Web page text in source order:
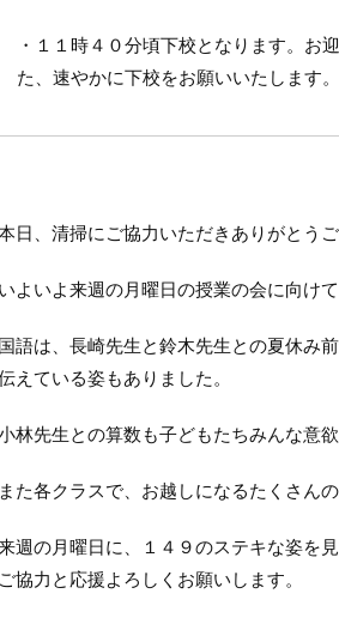
・１１時４０分頃下校となります。お
た、速やかに下校をお願いいたします。
日、清掃にご協力いただきありがとうご
いよいよ来週の月曜日の授業の会に向け
国語は、長崎先生と鈴木先生との夏休み
えている姿もありました。
林先生との算数も子どもたちみんな意
また各クラスで、お越しになるたくさん
週の月曜日に、１４９のステキな姿を
ご協力と応援よろしくお願いします。